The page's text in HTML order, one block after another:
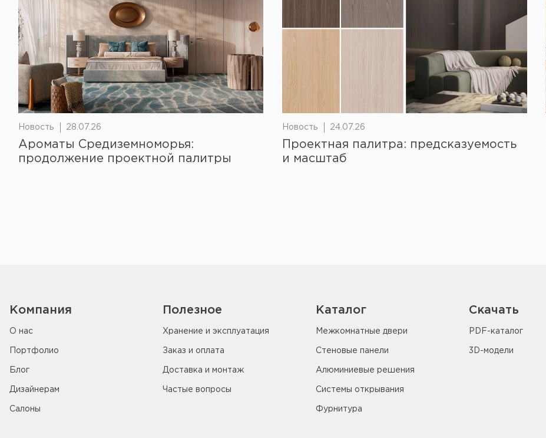
Новость 28.07.26
Ароматы Средиземноморья:
продолжение проектной палитры
Новость 24.07.26
Проектная палитра: предсказуемость
и масштаб
Компания
О нас
Портфолио
Блог
Дизайнерам
Салоны
Полезное
Хранение и эксплуатация
Заказ и оплата
Доставка и монтаж
Частые вопросы
Каталог
Межкомнатные двери
Стеновые панели
Алюминиевые решения
Системы открывания
Фурнитура
Скачать
PDF-каталог
3D-модели